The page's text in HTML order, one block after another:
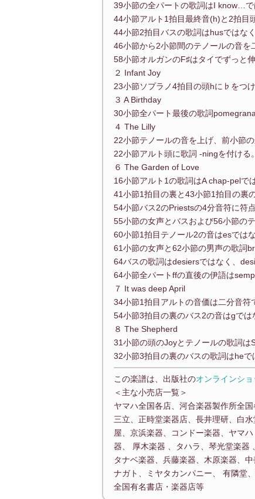
39小節の全パートの歌詞はI know…で
44小節アルト1拍目最終音(h)と2拍目
44小節2拍目バスの歌詞はhusではなく
46小節から2小節間のテノールの音を
58小節オルガンのF♯はタイでずっと伸
２ Infant Joy
23小節ソプラノ4拍目の頭hに♭をつけ
３ A Birthday
30小節全パート最後の歌詞
４ The Lilly
22小節テノールの音を上げ、前小節
22小節アルト頭に歌詞 -ningを付ける。
６ The Garden of Love
16小節アルト1の歌詞はA chap-pelで
41小節1拍目の裏と43小節1拍目の裏
54小節バス2のPriestsの4分音符に符
55小節の女声とバスおよび56小節の
60小節1拍目テノール2の音はesではな
61小節の女声と62小節の男声の歌詞
64バスの歌詞はdesiersではなく、
64小節全パートffの直後の伊語は
７ It was deep April
34小節1拍目アルトの音価は二分音符
54小節3拍目の裏のバス2の音はgでは
８ The Shepherd
31小節の頭のJoyとテノールの歌詞は
32小節3拍目の裏のバスの歌詞はheで
この楽譜は、出版社のオンラインシ
＜主な小売店一覧＞
ヤマハ全国各店、河合楽器製作所全
三立、正時堂楽器店、長井理研、白
屋、京浜楽器、コンドー楽器、ヤマ
器、 厚木楽器 、タハラ、琴光堂楽器
タナベ楽器、兵藤楽器、木原楽器、
ナガト、ミヤタカンパニー、 有隣堂
全国有名書店・楽器店等